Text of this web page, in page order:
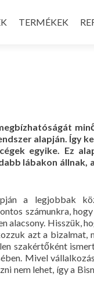
TERMÉKEK
alapján. Így
egyike. Ez
lábakon állnak,
a legjobbak
számunkra,
alacsony. Hisszük,
azt a bizalmat,
szakértőként
Mivel
nem lehet, így a